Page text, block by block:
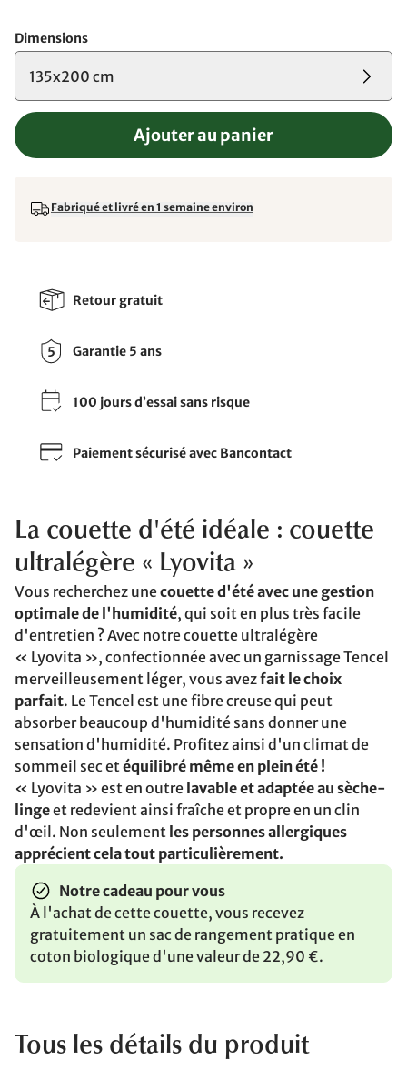
Dimensions
135x200 cm
Ajouter au panier
Fabriqué et livré en 1 semaine environ
Retour gratuit
Garantie 5 ans
100 jours d’essai sans risque
Paiement sécurisé avec Bancontact
La couette d'été idéale : couette
ultralégère « Lyovita »
Vous recherchez unecouette d'été avec une gestion
optimale de l'humidité, qui soit en plus très facile
d'entretien ? Avec notre couette ultralégère
« Lyovita », confectionnée avec un garnissage Tencel
merveilleusement léger, vous avezfait le choix
parfait. Le Tencel est une fibre creuse qui peut
absorber beaucoup d'humidité sans donner une
sensation d'humidité. Profitez ainsi d'un climat de
sommeil sec etéquilibré même en plein été !
« Lyovita » est en outre lavable et adaptée au sèche-
lingeet redevient ainsi fraîche et propre en un clin
d'œil. Non seulement les personnes allergiques
apprécient cela tout particulièrement.
Notre cadeau pour vous
À l'achat de cette couette, vous recevez
gratuitement un sac de rangement pratique en
coton biologique d'une valeur de 22,90 €.
Tous les détails du produit